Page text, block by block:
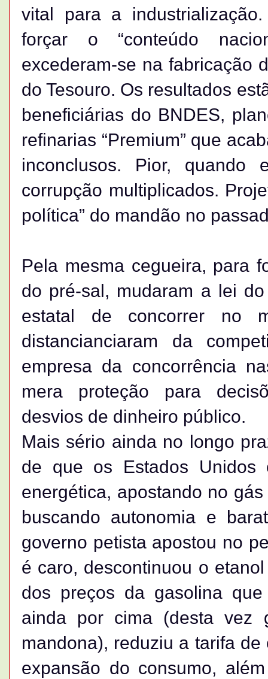
vital para a
forçar o “conteúdo
excederam-se na fabricação
do Tesouro. Os resultados
beneficiárias do BNDES,
refinarias “Premium” que
inconclusos. Pior,
corrupção multiplicados.
política” do mandão no
Pela mesma cegueira, para
do pré-sal, mudaram a lei
estatal de concorrer no
distancianciaram da
empresa da concorrência
mera proteção para
desvios de dinheiro público.
Mais sério ainda no longo
de que os Estados Unidos
energética, apostando no
buscando autonomia e
governo petista apostou no
é caro, descontinuou o
dos preços da gasolina
ainda por cima (desta vez
mandona), reduziu a tarifa
expansão do consumo,